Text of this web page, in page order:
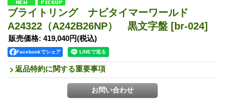
ブライトリング ナビタイマーワールド
A24322（A242B26NP） 黒文字盤 [br-024]
販売価格: 419,040円(税込)
Facebookでシェア
返品特約に関する重要事項